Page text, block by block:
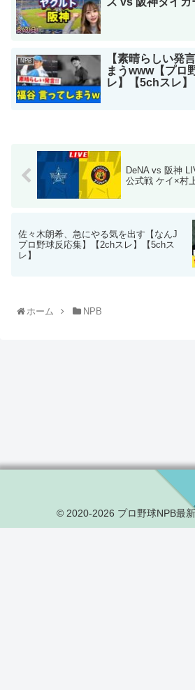
NPB
【素晴らしい発
まうwww【プロ
レ】【5chスレ】
DeNA vs 阪神
公式戦 ケイ×村
佐々木朗希、急にやる気を出す【なんJ
プロ野球反応集】【2chスレ】【5chス
レ】
ホーム NPB
© 2020-2026 プロ野球NPB最